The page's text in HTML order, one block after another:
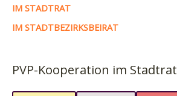
IM STADTRAT
IM STADTBEZIRKSBEIRAT
PVP-Kooperation im Stadtrat